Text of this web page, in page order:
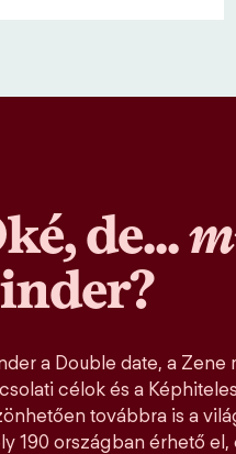
de...
a Double date, a Zene
célok és a
továbbra is a
190 országban érhető